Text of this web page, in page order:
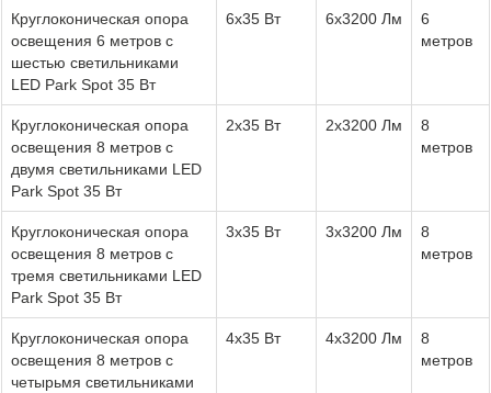
Круглоконическая опора
освещения 6 метров с
шестью светильниками
LED Park Spot 35 Вт
6x35 Вт 6х3200 Лм
6
метров
Круглоконическая опора
освещения 8 метров с
двумя светильниками LED
Park Spot 35 Вт
2x35 Вт 2х3200 Лм
8
метров
Круглоконическая опора
освещения 8 метров с
тремя светильниками LED
Park Spot 35 Вт
3x35 Вт 3х3200 Лм
8
метров
Круглоконическая опора
освещения 8 метров с
четырьмя светильниками
4x35 Вт 4х3200 Лм
8
метров